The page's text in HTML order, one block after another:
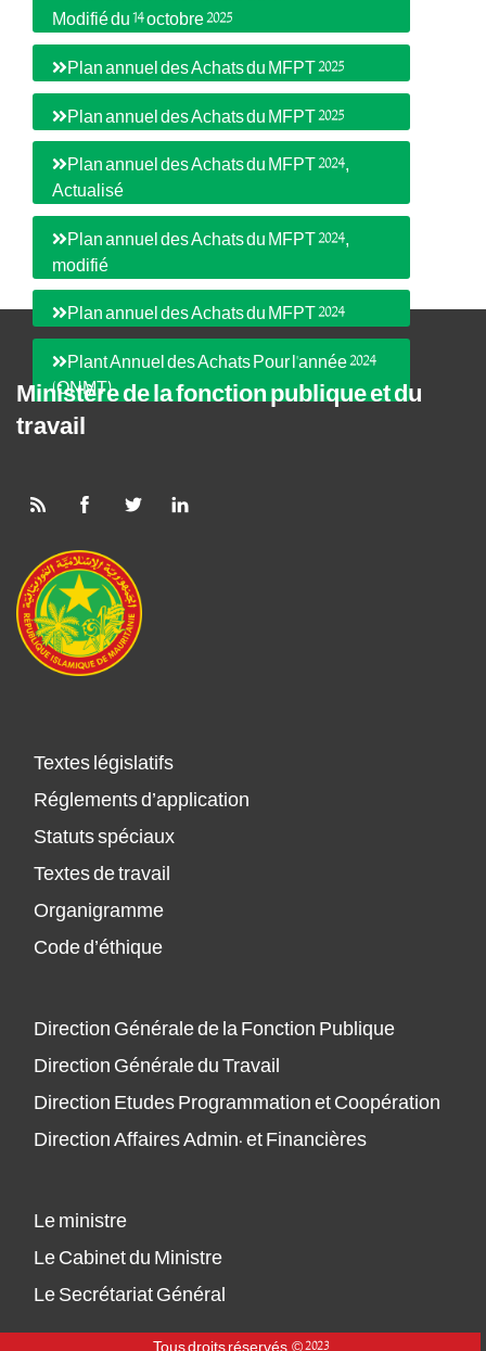
Modifié du 14 octobre 2025
Plan annuel des Achats du MFPT 2025
Plan annuel des Achats du MFPT 2025
Plan annuel des Achats du MFPT 2024,
Actualisé
Plan annuel des Achats du MFPT 2024,
modifié
Plan annuel des Achats du MFPT 2024
Plant Annuel des Achats Pour l'année 2024
(ONMT)
Ministère de la fonction publique et du
travail
Textes législatifs
Réglements d’application
Statuts spéciaux
Textes de travail
Organigramme
Code d’éthique
Direction Générale de la Fonction Publique
Direction Générale du Travail
Direction Etudes Programmation et Coopération
Direction Affaires Admin. et Financières
Le ministre
Le Cabinet du Ministre
Le Secrétariat Général
Tous droits réservés © 2023